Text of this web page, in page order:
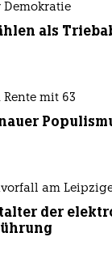
Demokratie
als
Rente mit 63
am
der